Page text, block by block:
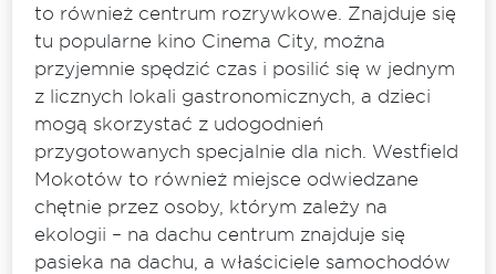
to również centrum rozrywkowe. Znajduje się
tu popularne kino Cinema City, można
przyjemnie spędzić czas i posilić się w jednym
z licznych lokali gastronomicznych, a dzieci
mogą skorzystać z udogodnień
przygotowanych specjalnie dla nich. Westfield
Mokotów to również miejsce odwiedzane
chętnie przez osoby, którym zależy na
ekologii – na dachu centrum znajduje się
pasieka na dachu, a właściciele samochodów